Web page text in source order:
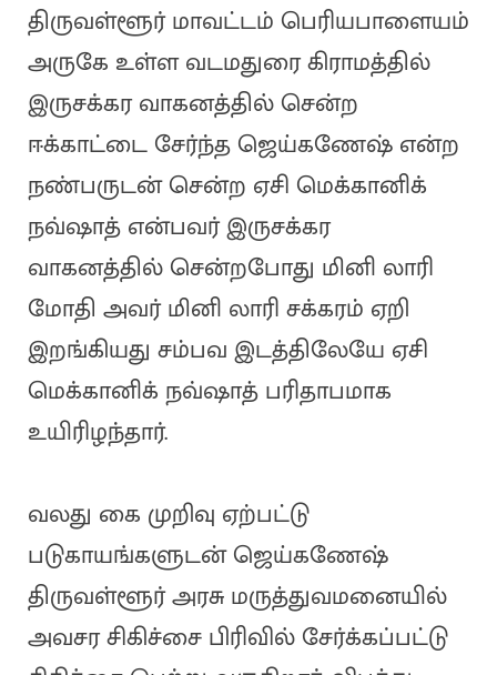
திருவள்ளூர் மாவட்டம் பெரியபாளையம்
அருகே உள்ள வடமதுரை கிராமத்தில்
இருசக்கர வாகனத்தில் சென்ற
ஈக்காட்டை சேர்ந்த ஜெய்கணேஷ் என்ற
நண்பருடன் சென்ற ஏசி மெக்கானிக்
நவ்ஷாத் என்பவர் இருசக்கர
வாகனத்தில் சென்றபோது மினி லாரி
மோதி அவர் மினி லாரி சக்கரம் ஏறி
இறங்கியது சம்பவ இடத்திலேயே ஏசி
மெக்கானிக் நவ்ஷாத் பரிதாபமாக
உயிரிழந்தார்.
வலது கை முறிவு ஏற்பட்டு
படுகாயங்களுடன் ஜெய்கணேஷ்
திருவள்ளூர் அரசு மருத்துவமனையில்
அவசர சிகிச்சை பிரிவில் சேர்க்கப்பட்டு